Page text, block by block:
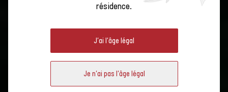
HISTOIRE
résidence.
J'ai l'âge légal
Je n'ai pas l'âge légal